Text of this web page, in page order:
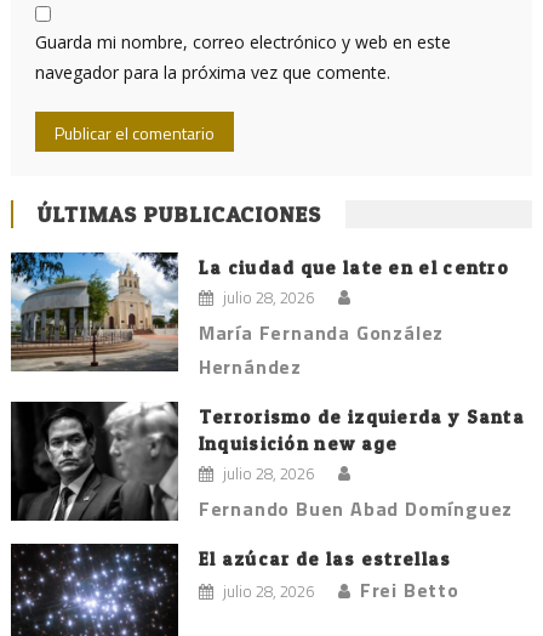
Guarda mi nombre, correo electrónico y web en este
navegador para la próxima vez que comente.
ÚLTIMAS PUBLICACIONES
La ciudad que late en el centro
julio 28, 2026
María Fernanda González
Hernández
Terrorismo de izquierda y Santa
Inquisición new age
julio 28, 2026
Fernando Buen Abad Domínguez
El azúcar de las estrellas
julio 28, 2026 Frei Betto